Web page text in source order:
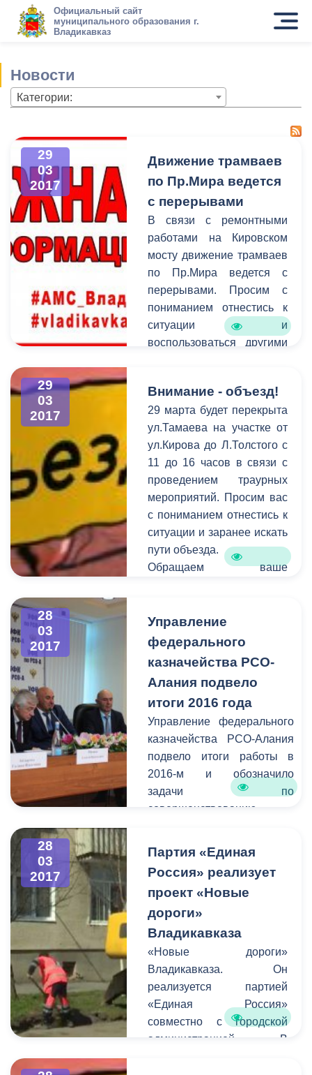
Официальный сайт
муниципального образования г.
Владикавказ
Новости
Категории:
29
03
2017
Движение трамваев
по Пр.Мира ведется
с перерывами
В связи с ремонтными
работами на Кировском
мосту движение трамваев
по Пр.Мира ведется с
перерывами. Просим с
пониманием отнестись к
ситуации и
воспользоваться другими
29
03
2017
Внимание - объезд!
29 марта будет перекрыта
ул.Тамаева на участке от
ул.Кирова до Л.Толстого с
11 до 16 часов в связи с
проведением траурных
мероприятий. Просим вас
с пониманием отнестись к
ситуации и заранее искать
пути объезда.
Обращаем ваше
своевременно сообщать
информацию о
планируемом перекрытии
Смысл этого оповещения
состоит в том, чтобы АМС
г. Владикавказ имела
возможность
предупредить остальных
граждан города о
временных неудобствах
28
03
2017
Управление
федерального
казначейства РСО-
Алания подвело
итоги 2016 года
Управление федерального
казначейства РСО-Алания
подвело итоги работы в
2016-м и обозначило
задачи по
совершенствованию
совещании, прошедшем
под председательством
руководителем УФК РСО-
Алания Галины
Айларовой присутствовали:
первый заместитель
Председателя
Правительства РСО-
Алания Ахсарбек
Сабаткоев, Председатель
Парламента РСО-
28
03
2017
Партия «Единая
Россия» реализует
проект «Новые
дороги»
Владикавказа
«Новые дороги»
Владикавказа. Он
реализуется партией
«Единая Россия»
совместно с городской
администрацией. В